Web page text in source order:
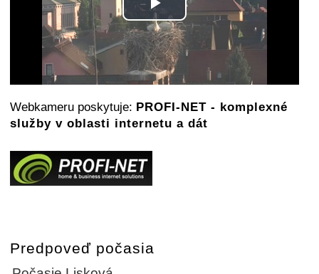
Play
Video
Webkameru poskytuje: PROFI-NET - komplexné
služby v oblasti internetu a dát
Predpoveď počasia